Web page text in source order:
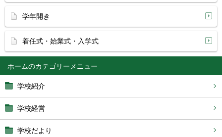
ホーム
学校紹介
学校経営
学校だより
学年開き
着任式・始業式・入学式